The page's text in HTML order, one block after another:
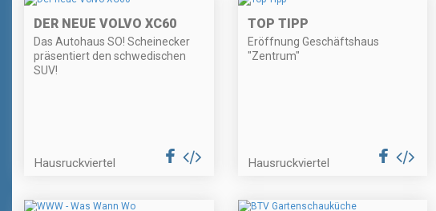
DER NEUE VOLVO XC60
Das Autohaus SO! Scheinecker
präsentiert den schwedischen
SUV!
Hausruckviertel
TOP TIPP
Eröffnung Geschäftshaus
"Zentrum"
Hausruckviertel